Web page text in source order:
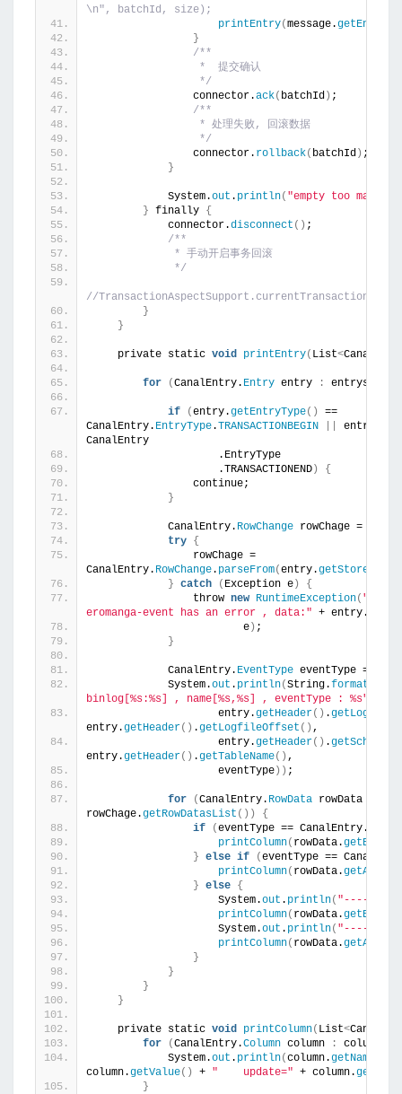
\n", batchId, size);
printEntry(message.getEntries
}
/**
                 *  提交确认
                 */
                connector.
ack( batchId ) ;
/**
                 * 处理失败, 回滚数据
                 */
                connector.
rollback( batchId ) ;
}
            System.
out . println( "empty too many
} finally {
            connector.
disconnect () ;
/**
             * 手动开启事务回滚
             */
//
}
}
    private static
void printEntry( List<
for (CanalEntry. Entry entry : entrys
if (entry.getEntryType()
==
CanalEntry. EntryType.TRANSACTIONBEGIN entry.
CanalEntry
                    .EntryType
                    .TRANSACTIONEND
)
{
                continue;
}
            CanalEntry.
RowChange rowChage =
try {
                rowChage =
CanalEntry. RowChange. parseFrom(entry.getStoreValue
} catch ( Exception e )
{
                throw
new RuntimeException(
eromanga-event has an error , data:" + entry.
                        e
) ;
}
            CanalEntry.
EventType eventType =
            System.
out . println(String.format
binlog[%s:%s] , name[%s,%s] , eventType : %s"
                    entry.
getHeader() .
entry.getHeader() .getLogfileOffset () ,
                    entry.
getHeader() .
entry.getHeader() .getTableName() ,
                    eventType
)) ;
for (CanalEntry. RowData rowData
rowChage.getRowDatasList ())
{
if
(eventType == CanalEntry.
printColumn( rowData.
} else if (eventType ==
printColumn( rowData.
} else {
                    System.
out . println( "------->
printColumn( rowData.
                    System.
out . println( "------->
printColumn( rowData.
}
}
}
}
    private static
void printColumn( List<
for
(CanalEntry.Column column : columns
            System.
out . println(column.getName
column.getValue() + "    update=" + column.
}